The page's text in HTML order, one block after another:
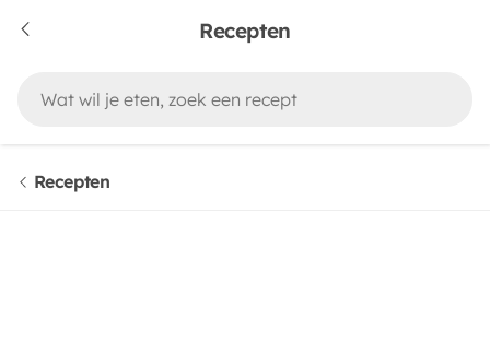
Recepten
Recepten